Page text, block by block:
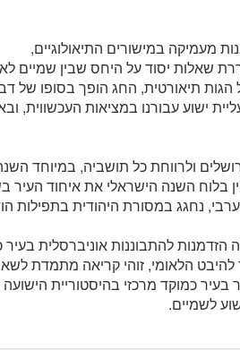
מעמיקה במישורים התיאולוגיים,
שאלות יסוד על היחס שבין שמיים
הגות תיאורטית, החג הופך בסופו של
ישוע עבורנו במציאות העכשווית,
ולרווחת כל תושביה, במיוחד
בלוח השנה הישראלי את איחוד העיר
נחגג במסורת היהודית בתפילות
הזדמנות להתבוננות אוניברסלית
להיבט הלאומי, זוהי קריאה מתמדת
כמוקד מרכזי בהיסטוריית הישועה
לשמיים.